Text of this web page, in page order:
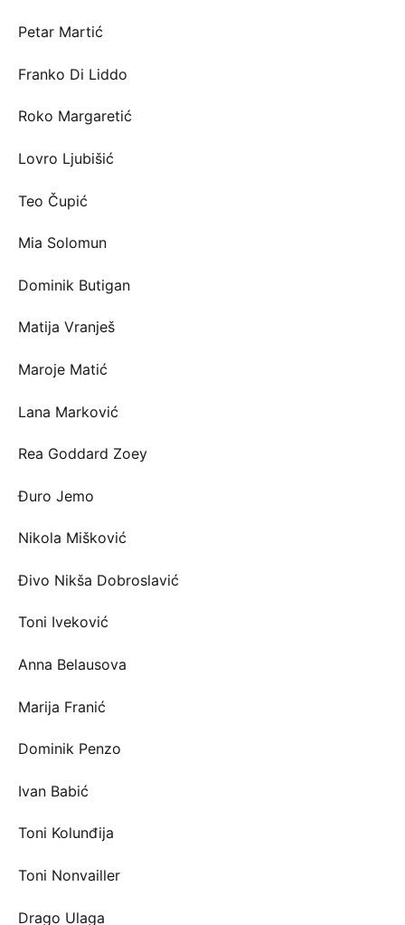
Petar Martić
Franko Di Liddo
Roko Margaretić
Lovro Ljubišić
Teo Čupić
Mia Solomun
Dominik Butigan
Matija Vranješ
Maroje Matić
Lana Marković
Rea Goddard Zoey
Đuro Jemo
Nikola Mišković
Đivo Nikša Dobroslavić
Toni Iveković
Anna Belausova
Marija Franić
Dominik Penzo
Ivan Babić
Toni Kolunđija
Toni Nonvailler
Drago Ulaga